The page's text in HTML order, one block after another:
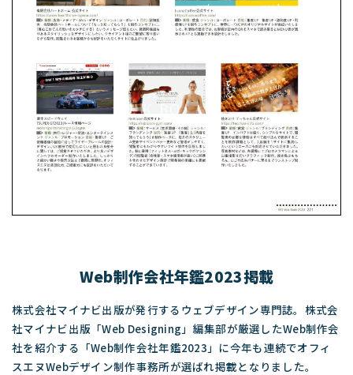
Web制作会社年鑑2023掲載
株式会社マイナビ出版が発行するウェブデザイン専門誌。株式会
社マイナビ出版「Web Designing」編集部が厳選したWeb制作会
社を紹介する「Web制作会社年鑑2023」に今年も連続でオフィ
スエヌWebデザイン制作事務所が選ばれ掲載となりました。